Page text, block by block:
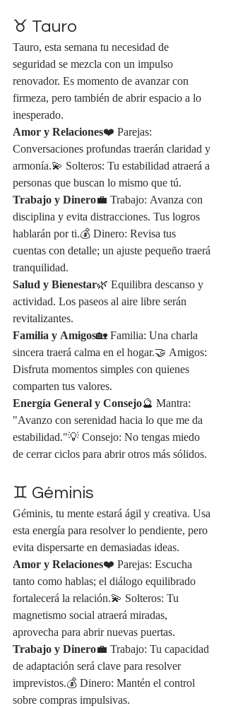
♉ Tauro
Tauro, esta semana tu necesidad de
seguridad se mezcla con un impulso
renovador. Es momento de avanzar con
firmeza, pero también de abrir espacio a lo
inesperado.
Amor y Relaciones❤️ Parejas:
Conversaciones profundas traerán claridad y
armonía.💫 Solteros: Tu estabilidad atraerá a
personas que buscan lo mismo que tú.
Trabajo y Dinero💼 Trabajo: Avanza con
disciplina y evita distracciones. Tus logros
hablarán por ti.💰 Dinero: Revisa tus
cuentas con detalle; un ajuste pequeño traerá
tranquilidad.
Salud y Bienestar🌿 Equilibra descanso y
actividad. Los paseos al aire libre serán
revitalizantes.
Familia y Amigos🏡 Familia: Una charla
sincera traerá calma en el hogar.🤝 Amigos:
Disfruta momentos simples con quienes
comparten tus valores.
Energía General y Consejo🔮 Mantra:
"Avanzo con serenidad hacia lo que me da
estabilidad."💡 Consejo: No tengas miedo
de cerrar ciclos para abrir otros más sólidos.
♊ Géminis
Géminis, tu mente estará ágil y creativa. Usa
esta energía para resolver lo pendiente, pero
evita dispersarte en demasiadas ideas.
Amor y Relaciones❤️ Parejas: Escucha
tanto como hablas; el diálogo equilibrado
fortalecerá la relación.💫 Solteros: Tu
magnetismo social atraerá miradas,
aprovecha para abrir nuevas puertas.
Trabajo y Dinero💼 Trabajo: Tu capacidad
de adaptación será clave para resolver
imprevistos.💰 Dinero: Mantén el control
sobre compras impulsivas.